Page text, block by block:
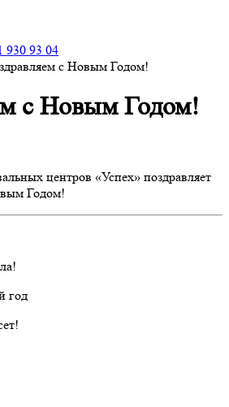
930 93 04
с Новым Годом!
с Новым Годом!
центров «Успех» поздравляет
Годом!
год